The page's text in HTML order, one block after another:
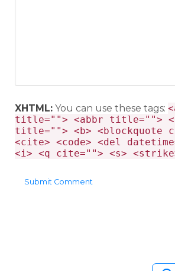
XHTML: You can use these tags:
title=""> <abbr title="">
title=""> <b> <blockquote
<cite> <code> <del
<i> <q cite=""> <s>